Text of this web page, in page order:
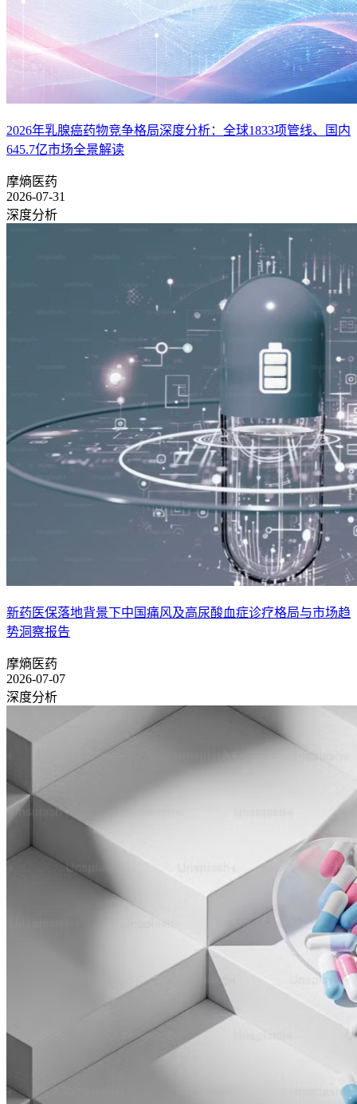
2026年乳腺癌药物竞争格局深度分析：全球1833项管线、国内
645.7亿市场全景解读
摩熵医药
2026-07-31
深度分析
新药医保落地背景下中国痛风及高尿酸血症诊疗格局与市场趋
势洞察报告
摩熵医药
2026-07-07
深度分析